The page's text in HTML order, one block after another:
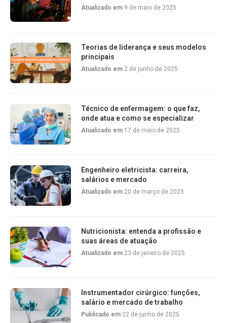
Atualizado em 9 de maio de 2025
Teorias de liderança e seus modelos
principais
Atualizado em 2 de junho de 2025
Técnico de enfermagem: o que faz,
onde atua e como se especializar
Atualizado em 17 de maio de 2025
Engenheiro eletricista: carreira,
salários e mercado
Atualizado em 20 de março de 2025
Nutricionista: entenda a profissão e
suas áreas de atuação
Atualizado em 23 de janeiro de 2025
Instrumentador cirúrgico: funções,
salário e mercado de trabalho
Publicado em 22 de junho de 2025